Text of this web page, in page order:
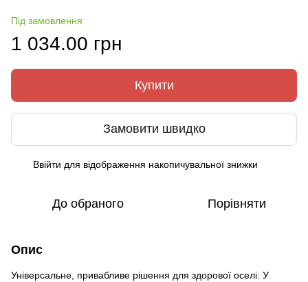
Під замовлення
1 034.00 грн
Купити
Замовити швидко
Ввійти для відображення накопичувальної знижки
До обраного Порівняти
Опис
Універсальне, привабливе рішення для здорової оселі: У